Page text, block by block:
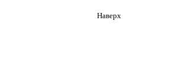
Наверх